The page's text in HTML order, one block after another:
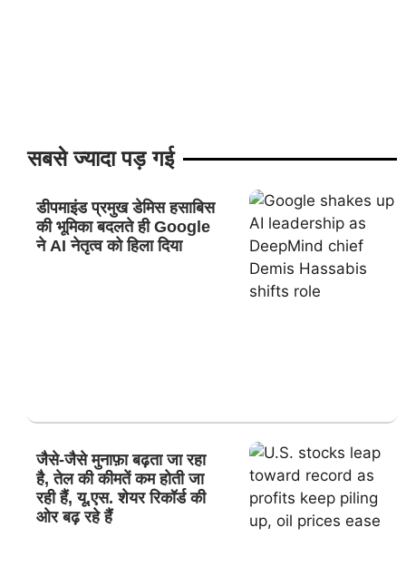
सबसे ज्यादा पड़ गई
डीपमाइंड प्रमुख डेमिस हसाबिस
की भूमिका बदलते ही Google
ने AI नेतृत्व को हिला दिया
जैसे-जैसे मुनाफ़ा बढ़ता जा रहा
है, तेल की कीमतें कम होती जा
रही हैं, यू.एस. शेयर रिकॉर्ड की
ओर बढ़ रहे हैं